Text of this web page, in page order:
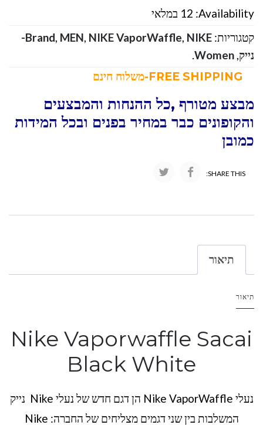
Availability: 12 במלאי
קטגוריות:
Brand, MEN, NIKE VaporWaffle,
NIKE-
נייק,
Women
.
מבצע מטורף ,כל ההנחות והמבצעים
והקופונים כבר במחיר בפנים ובכל המידות
כמובן
SHARE THIS:
תיאור
תיאור
Nike Vaporwaffle Sacai
Black White
נעלי Nike VaporWaffle הן דגם חדש של נעלי Nike נייק
המשלבות בין שני דגמים מצליחים של החברה: Nike